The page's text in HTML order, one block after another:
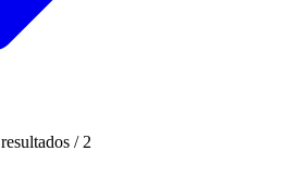
resultados / 2